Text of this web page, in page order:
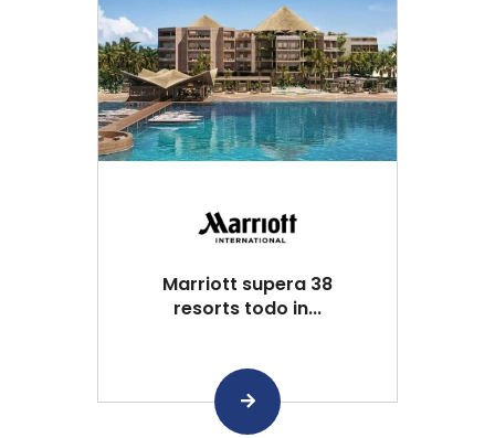
Marriott supera 38
resorts todo in...